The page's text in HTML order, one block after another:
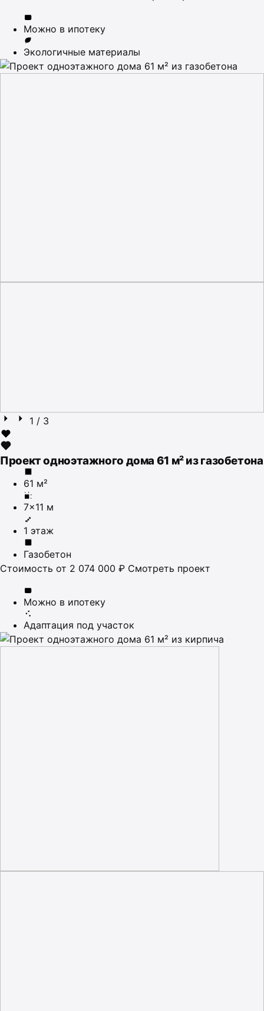
Можно в ипотеку
Экологичные материалы
1 / 3
Проект одноэтажного дома 61 м² из газобетона
61 м²
7×11 м
1 этаж
Газобетон
Стоимость от 2 074 000 ₽ Смотреть проект
Можно в ипотеку
Адаптация под участок